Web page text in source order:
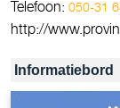
Telefoon: 050-31
http://
Informatiebord